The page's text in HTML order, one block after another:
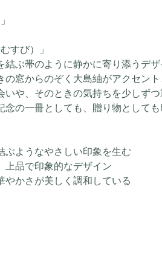
すび）」
ぶ帯のように静かに寄り添うデザ
の窓からのぞく大島紬がアクセン
いや、そのときの気持ちを少しず
の一冊としても、贈り物としても
ぶようなやさしい印象を生む
上品で印象的なデザイン
やかさが美しく調和している